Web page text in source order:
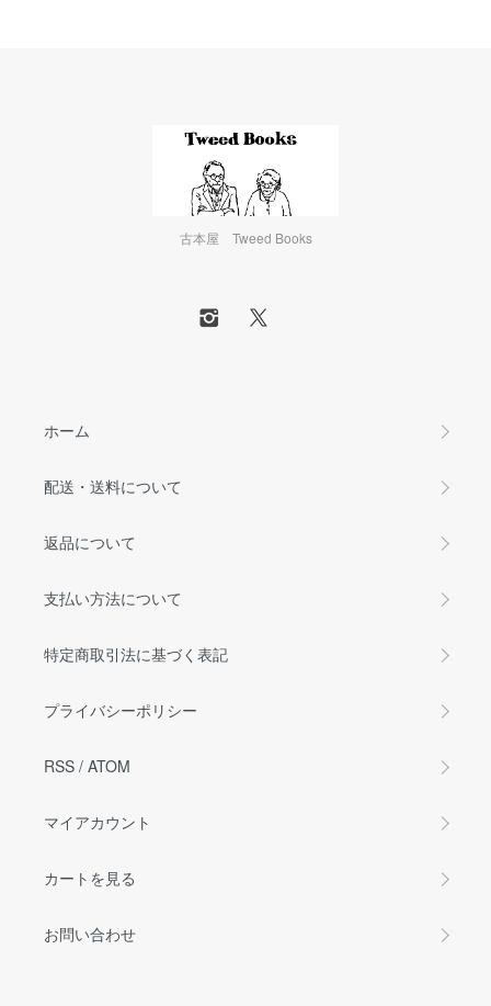
古本屋 Tweed Books
ホーム
配送・送料について
返品について
支払い方法について
特定商取引法に基づく表記
プライバシーポリシー
RSS / ATOM
マイアカウント
カートを見る
お問い合わせ